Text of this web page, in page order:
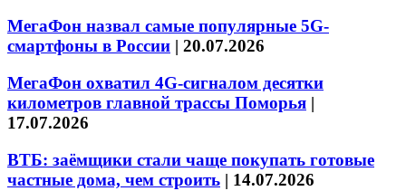
МегаФон назвал самые популярные 5G-
смартфоны в России | 20.07.2026
МегаФон охватил 4G-сигналом десятки
километров главной трассы Поморья |
17.07.2026
ВТБ: заёмщики стали чаще покупать готовые
частные дома, чем строить | 14.07.2026